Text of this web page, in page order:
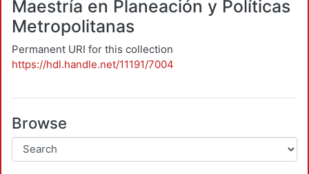
Maestría en Planeación y Políticas
Metropolitanas
Permanent URI for this collection
https://hdl.handle.net/11191/7004
Browse